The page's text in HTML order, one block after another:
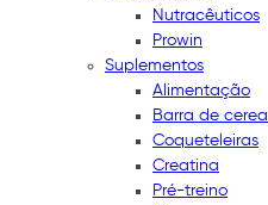
Nutracêuticos
Prowin
Suplementos
Alimentação
Barra de cereal
Coqueteleiras
Creatina
Pré-treino